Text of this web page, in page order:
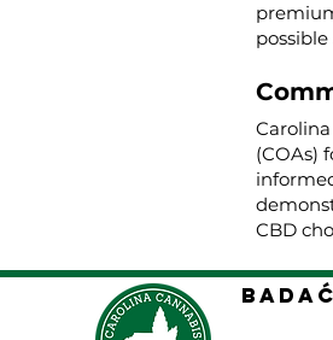
(COAs)
CBD
BADAĆ